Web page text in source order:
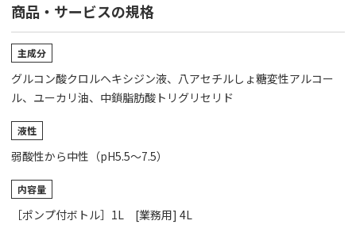
商品・サービスの規格
主成分
グルコン酸クロルヘキシジン液、八アセチルしょ糖変性アルコー
ル、ユーカリ油、中鎖脂肪酸トリグリセリド
液性
弱酸性から中性（pH5.5～7.5）
内容量
［ポンプ付ボトル］1L [業務用] 4L